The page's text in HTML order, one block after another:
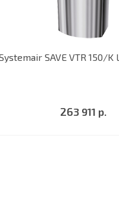
SAVE VTR 150/K
263 911 р.